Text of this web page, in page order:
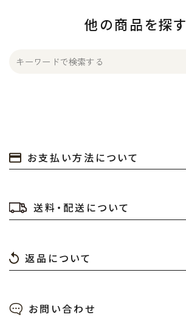
他の商品を探す
お支払い方法について
送料・配送について
返品について
お問い合わせ